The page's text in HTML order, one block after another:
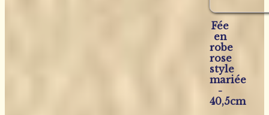
Fée
en
robe
rose
style
mariée
-
40,5cm